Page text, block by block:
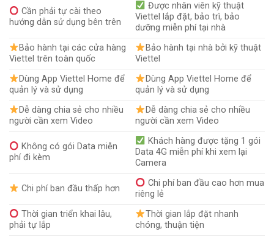
Cần phải tự cài theo
hướng dẫn sử dụng bên trên
Được nhân viên kỹ thuật
Viettel lắp đặt, bảo trì, bảo
dưỡng miễn phí tại nhà
Bảo hành tại các cửa hàng
Viettel trên toàn quốc
Bảo hành tại nhà bởi kỹ thuật
Viettel
Dùng App Viettel Home để
quản lý và sử dụng
Dùng App Viettel Home để
quản lý và sử dụng
Dễ dàng chia sẻ cho nhiều
người cần xem Video
Dễ dàng chia sẻ cho nhiều
người cần xem Video
Không có gói Data miễn
phí đi kèm
Khách hàng được tặng 1 gói
Data 4G miễn phí khi xem lại
Camera
Chi phí ban đầu thấp hơn
Chi phí ban đầu cao hơn mua
riêng lẻ
Thời gian triển khai lâu,
phải tự lắp
Thời gian lắp đặt nhanh
chóng, thuận tiện